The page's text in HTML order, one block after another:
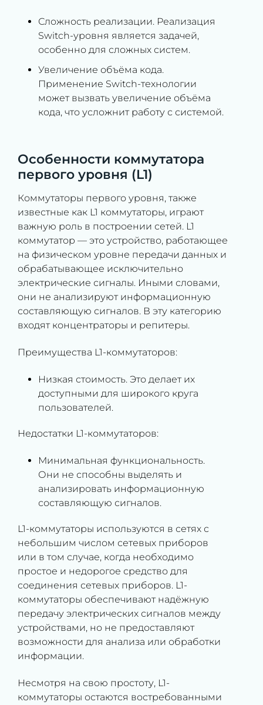
Сложность реализации. Реализация
Switch-уровня является задачей,
особенно для сложных систем.
Увеличение объёма кода.
Применение Switch-технологии
может вызвать увеличение объёма
кода, что усложнит работу с системой.
Особенности коммутатора
первого уровня (L1)
Коммутаторы первого уровня, также
известные как L1 коммутаторы, играют
важную роль в построении сетей. L1
коммутатор — это устройство, работающее
на физическом уровне передачи данных и
обрабатывающее исключительно
электрические сигналы. Иными словами,
они не анализируют информационную
составляющую сигналов. В эту категорию
входят концентраторы и репитеры.
Преимущества L1-коммутаторов:
Низкая стоимость. Это делает их
доступными для широкого круга
пользователей.
Недостатки L1-коммутаторов:
Минимальная функциональность.
Они не способны выделять и
анализировать информационную
составляющую сигналов.
L1-коммутаторы используются в сетях с
небольшим числом сетевых приборов
или в том случае, когда необходимо
простое и недорогое средство для
соединения сетевых приборов. L1-
коммутаторы обеспечивают надёжную
передачу электрических сигналов между
устройствами, но не предоставляют
возможности для анализа или обработки
информации.
Несмотря на свою простоту, L1-
коммутаторы остаются востребованными